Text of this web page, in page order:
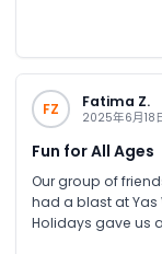
FZ Fatima Z.
2025年6月18
Fun for All Ages
Our group of
had a blast at Yas
Holidays gave us